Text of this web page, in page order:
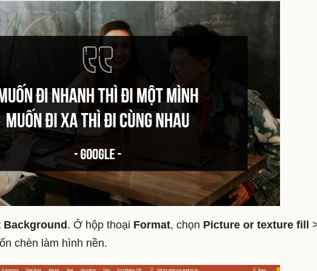
Background. Ở hộp thoại Format, chọn Picture or texture fill
chèn làm hình nền.